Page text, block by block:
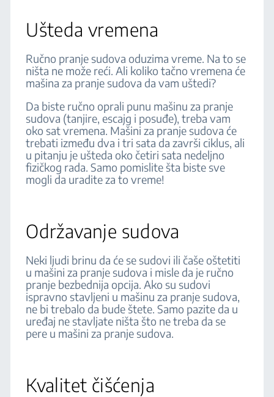
Ušteda vremena
Ručno pranje sudova oduzima vreme. Na to se
ništa ne može reći. Ali koliko tačno vremena će
mašina za pranje sudova da vam uštedi?
Da biste ručno oprali punu mašinu za pranje
sudova (tanjire, escajg i posuđe), treba vam
oko sat vremena. Mašini za pranje sudova će
trebati između dva i tri sata da završi ciklus, ali
u pitanju je ušteda oko četiri sata nedeljno
fizičkog rada. Samo pomislite šta biste sve
mogli da uradite za to vreme!
Održavanje sudova
Neki ljudi brinu da će se sudovi ili čaše oštetiti
u mašini za pranje sudova i misle da je ručno
pranje bezbednija opcija. Ako su sudovi
ispravno stavljeni u mašinu za pranje sudova,
ne bi trebalo da bude štete. Samo pazite da u
uređaj ne stavljate ništa što ne treba da se
pere u mašini za pranje sudova.
Kvalitet čišćenja